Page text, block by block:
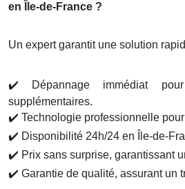
en Île-de-France ?
Un expert garantit une solution
✔️ Dépannage immédiat
supplémentaires.
✔️ Technologie professionnelle
✔️ Disponibilité 24h/24 en Île-de-
✔️ Prix sans surprise, garantissant
✔️ Garantie de qualité, assurant un